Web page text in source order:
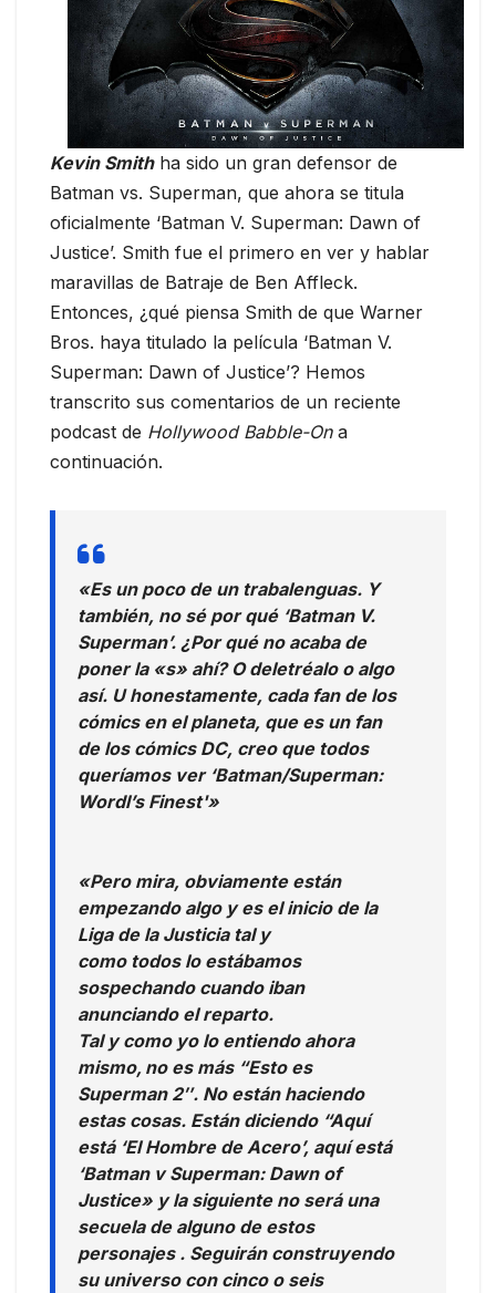
Kevin Smithha sido un gran defensor de
Batman vs. Superman, que ahora se titula
oficialmente ‘Batman V. Superman: Dawn of
Justice’. Smith fue el primero en ver y hablar
maravillas de Batraje de Ben Affleck.
Entonces, ¿qué piensa Smith de que Warner
Bros. haya titulado la película ‘Batman V.
Superman: Dawn of Justice’? Hemos
transcrito sus comentarios de un reciente
podcast de Hollywood Babble-Ona
continuación.
«Es un poco de un trabalenguas. Y
también, no sé por qué ‘Batman V.
Superman’. ¿Por qué no acaba de
poner la «s» ahí? O deletréalo o algo
así. U honestamente, cada fan de los
cómics en el planeta, que es un fan
de los cómics DC, creo que todos
queríamos ver ‘Batman/Superman:
Wordl’s Finest'»
«Pero mira, obviamente están
empezando algo y es el inicio de la
Liga de la Justicia tal y
como todos lo estábamos
sospechando cuando iban
anunciando el reparto.
Tal y como yo lo entiendo ahora
mismo, no es más “Esto es
Superman 2″. No están haciendo
estas cosas. Están diciendo “Aquí
está ‘El Hombre de Acero’, aquí está
‘Batman v Superman: Dawn of
Justice» y la siguiente no será una
secuela de alguno de estos
personajes . Seguirán construyendo
su universo con cinco o seis